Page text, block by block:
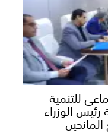
للتنمية
الوزراء